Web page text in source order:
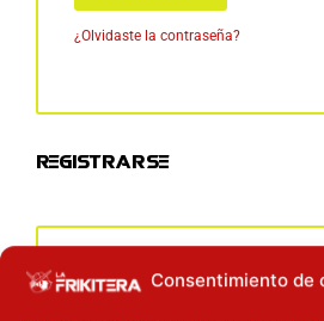
Consentimiento de
¿Olvidaste la contraseña?
Registrarse